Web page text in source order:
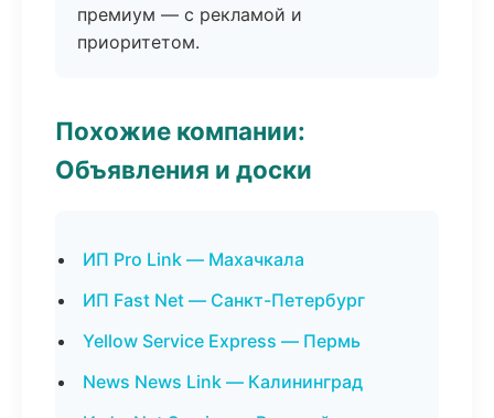
премиум — с рекламой и
приоритетом.
Похожие компании:
Объявления и доски
ИП Pro Link — Махачкала
ИП Fast Net — Санкт-Петербург
Yellow Service Express — Пермь
News News Link — Калининград